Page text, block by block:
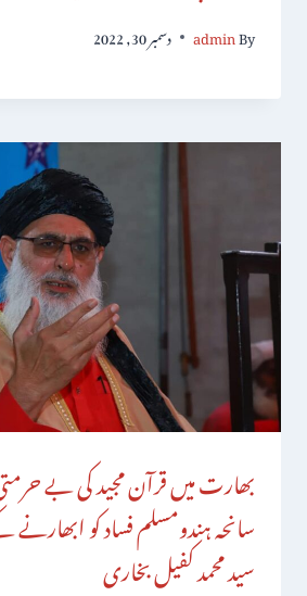
By
admin دسمبر 30, 2022
بھارت میں قرآن مجید کی بے
سانحہ ہندومسلم فساد کو
سید محمد کفیل بخاری